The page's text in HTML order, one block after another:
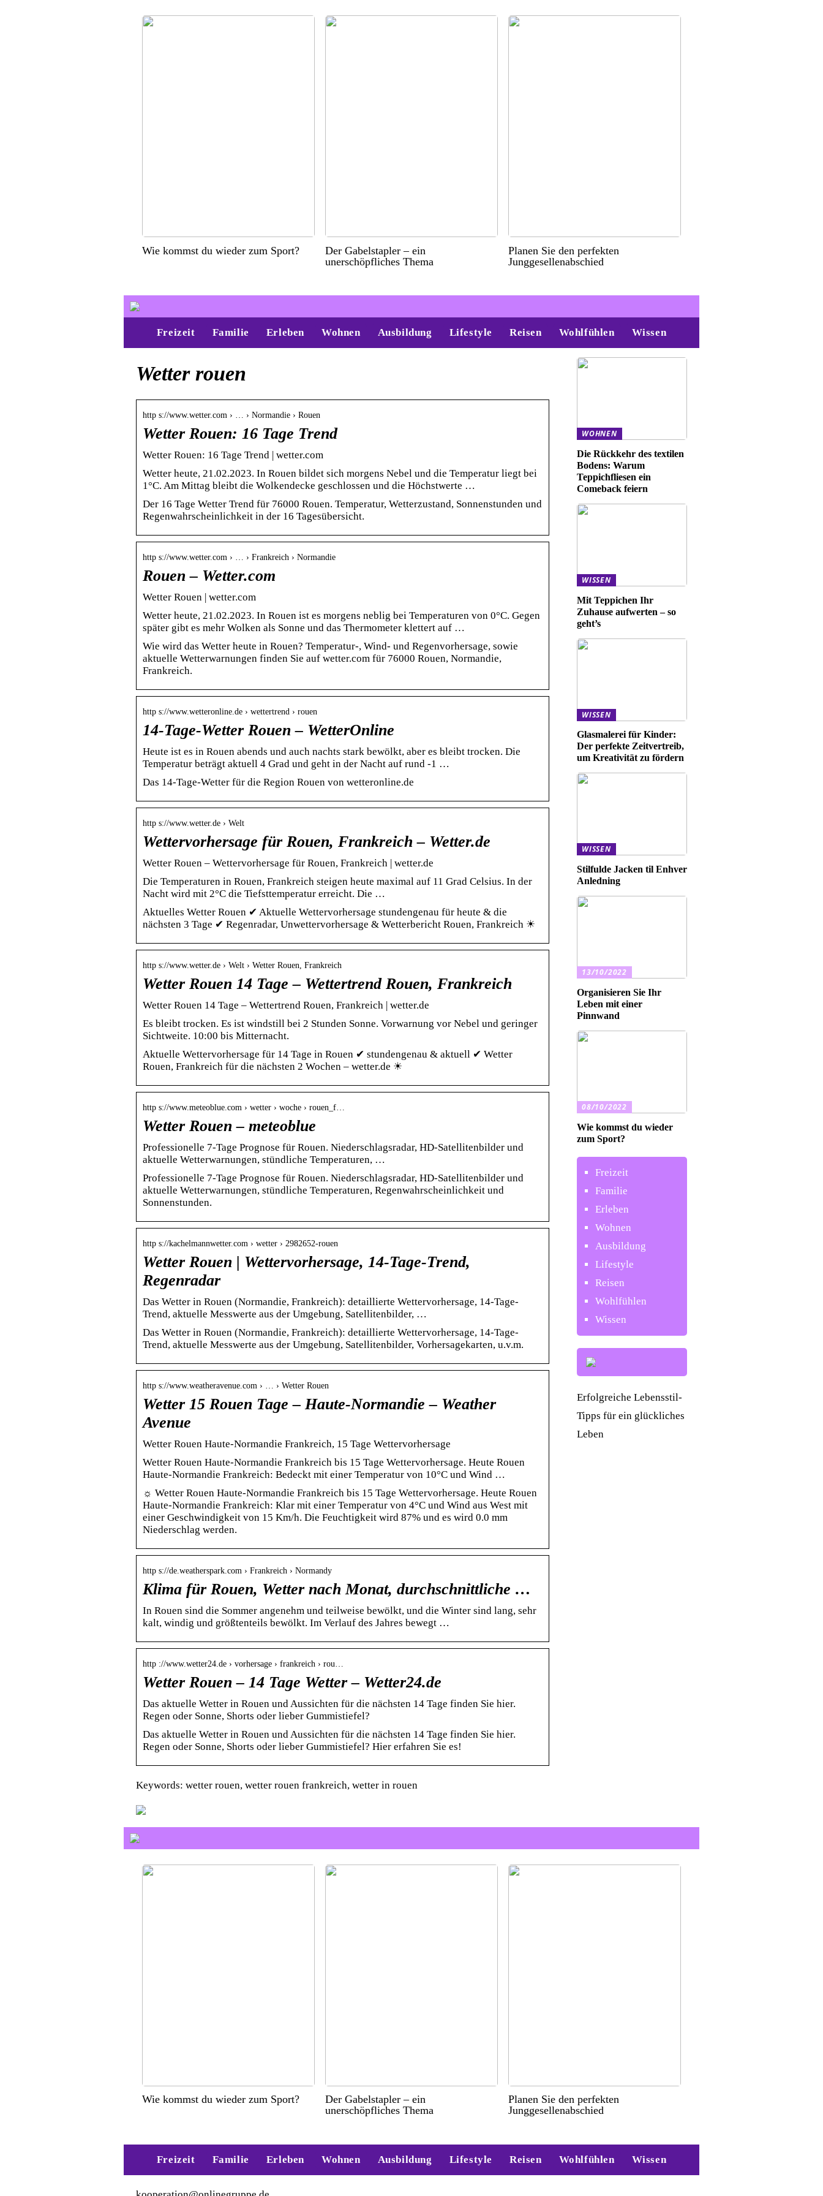
Wie kommst du wieder zum Sport?
Der Gabelstapler – ein
unerschöpfliches Thema
Planen Sie den perfekten
Junggesellenabschied
Freizeit Familie Erleben Wohnen Ausbildung Lifestyle Reisen Wohlfühlen Wissen
Wetter rouen
http s://www.wetter.com › … › Normandie › Rouen
Wetter Rouen: 16 Tage Trend
Wetter Rouen: 16 Tage Trend | wetter.com
Wetter heute, 21.02.2023. In Rouen bildet sich morgens Nebel und die Temperatur liegt bei
1°C. Am Mittag bleibt die Wolkendecke geschlossen und die Höchstwerte …
Der 16 Tage Wetter Trend für 76000 Rouen. Temperatur, Wetterzustand, Sonnenstunden und
Regenwahrscheinlichkeit in der 16 Tagesübersicht.
http s://www.wetter.com › … › Frankreich › Normandie
Rouen – Wetter.com
Wetter Rouen | wetter.com
Wetter heute, 21.02.2023. In Rouen ist es morgens neblig bei Temperaturen von 0°C. Gegen
später gibt es mehr Wolken als Sonne und das Thermometer klettert auf …
Wie wird das Wetter heute in Rouen? Temperatur-, Wind- und Regenvorhersage, sowie
aktuelle Wetterwarnungen finden Sie auf wetter.com für 76000 Rouen, Normandie,
Frankreich.
http s://www.wetteronline.de › wettertrend › rouen
14-Tage-Wetter Rouen – WetterOnline
Heute ist es in Rouen abends und auch nachts stark bewölkt, aber es bleibt trocken. Die
Temperatur beträgt aktuell 4 Grad und geht in der Nacht auf rund -1 …
Das 14-Tage-Wetter für die Region Rouen von wetteronline.de
http s://www.wetter.de › Welt
Wettervorhersage für Rouen, Frankreich – Wetter.de
Wetter Rouen – Wettervorhersage für Rouen, Frankreich | wetter.de
Die Temperaturen in Rouen, Frankreich steigen heute maximal auf 11 Grad Celsius. In der
Nacht wird mit 2°C die Tiefsttemperatur erreicht. Die …
Aktuelles Wetter Rouen ✔ Aktuelle Wettervorhersage stundengenau für heute & die
nächsten 3 Tage ✔ Regenradar, Unwettervorhersage & Wetterbericht Rouen, Frankreich ☀
http s://www.wetter.de › Welt › Wetter Rouen, Frankreich
Wetter Rouen 14 Tage – Wettertrend Rouen, Frankreich
Wetter Rouen 14 Tage – Wettertrend Rouen, Frankreich | wetter.de
Es bleibt trocken. Es ist windstill bei 2 Stunden Sonne. Vorwarnung vor Nebel und geringer
Sichtweite. 10:00 bis Mitternacht.
Aktuelle Wettervorhersage für 14 Tage in Rouen ✔ stundengenau & aktuell ✔ Wetter
Rouen, Frankreich für die nächsten 2 Wochen – wetter.de ☀
http s://www.meteoblue.com › wetter › woche › rouen_f…
Wetter Rouen – meteoblue
Professionelle 7-Tage Prognose für Rouen. Niederschlagsradar, HD-Satellitenbilder und
aktuelle Wetterwarnungen, stündliche Temperaturen, …
Professionelle 7-Tage Prognose für Rouen. Niederschlagsradar, HD-Satellitenbilder und
aktuelle Wetterwarnungen, stündliche Temperaturen, Regenwahrscheinlichkeit und
Sonnenstunden.
http s://kachelmannwetter.com › wetter › 2982652-rouen
Wetter Rouen | Wettervorhersage, 14-Tage-Trend,
Regenradar
Das Wetter in Rouen (Normandie, Frankreich): detaillierte Wettervorhersage, 14-Tage-
Trend, aktuelle Messwerte aus der Umgebung, Satellitenbilder, …
Das Wetter in Rouen (Normandie, Frankreich): detaillierte Wettervorhersage, 14-Tage-
Trend, aktuelle Messwerte aus der Umgebung, Satellitenbilder, Vorhersagekarten, u.v.m.
http s://www.weatheravenue.com › … › Wetter Rouen
Wetter 15 Rouen Tage – Haute-Normandie – Weather
Avenue
Wetter Rouen Haute-Normandie Frankreich, 15 Tage Wettervorhersage
Wetter Rouen Haute-Normandie Frankreich bis 15 Tage Wettervorhersage. Heute Rouen
Haute-Normandie Frankreich: Bedeckt mit einer Temperatur von 10°C und Wind …
☼ Wetter Rouen Haute-Normandie Frankreich bis 15 Tage Wettervorhersage. Heute Rouen
Haute-Normandie Frankreich: Klar mit einer Temperatur von 4°C und Wind aus West mit
einer Geschwindigkeit von 15 Km/h. Die Feuchtigkeit wird 87% und es wird 0.0 mm
Niederschlag werden.
http s://de.weatherspark.com › Frankreich › Normandy
Klima für Rouen, Wetter nach Monat, durchschnittliche …
In Rouen sind die Sommer angenehm und teilweise bewölkt, und die Winter sind lang, sehr
kalt, windig und größtenteils bewölkt. Im Verlauf des Jahres bewegt …
http ://www.wetter24.de › vorhersage › frankreich › rou…
Wetter Rouen – 14 Tage Wetter – Wetter24.de
Das aktuelle Wetter in Rouen und Aussichten für die nächsten 14 Tage finden Sie hier.
Regen oder Sonne, Shorts oder lieber Gummistiefel?
Das aktuelle Wetter in Rouen und Aussichten für die nächsten 14 Tage finden Sie hier.
Regen oder Sonne, Shorts oder lieber Gummistiefel? Hier erfahren Sie es!
Keywords: wetter rouen, wetter rouen frankreich, wetter in rouen
WOHNEN
Die Rückkehr des textilen
Bodens: Warum
Teppichfliesen ein
Comeback feiern
WISSEN
Mit Teppichen Ihr
Zuhause aufwerten – so
geht’s
WISSEN
Glasmalerei für Kinder:
Der perfekte Zeitvertreib,
um Kreativität zu fördern
WISSEN
Stilfulde Jacken til Enhver
Anledning
13/10/2022
Organisieren Sie Ihr
Leben mit einer
Pinnwand
08/10/2022
Wie kommst du wieder
zum Sport?
Freizeit
Familie
Erleben
Wohnen
Ausbildung
Lifestyle
Reisen
Wohlfühlen
Wissen
Erfolgreiche Lebensstil-
Tipps für ein glückliches
Leben
Wie kommst du wieder zum Sport?
Der Gabelstapler – ein
unerschöpfliches Thema
Planen Sie den perfekten
Junggesellenabschied
Freizeit Familie Erleben Wohnen Ausbildung Lifestyle Reisen Wohlfühlen Wissen